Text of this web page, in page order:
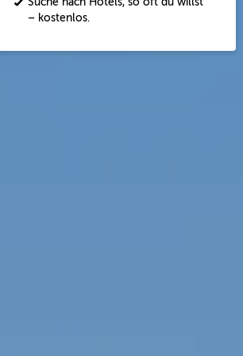
– kostenlos.